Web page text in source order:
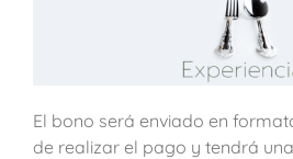
El bono será enviado en
de realizar el pago y tendrá